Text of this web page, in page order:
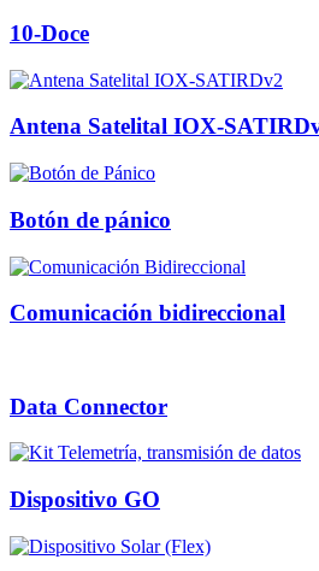
10-Doce
Antena Satelital IOX-
Botón de pánico
Comunicación bidireccional
Data Connector
Dispositivo GO